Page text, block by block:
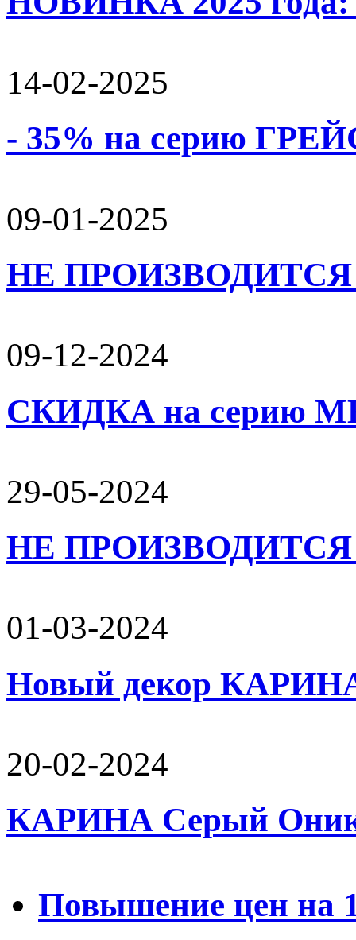
14-02-2025
- 35% на серию
09-01-2025
НЕ
09-12-2024
СКИДКА на серию
29-05-2024
НЕ
01-03-2024
Новый декор
20-02-2024
КАРИНА Серый Оникс
Повышение цен на